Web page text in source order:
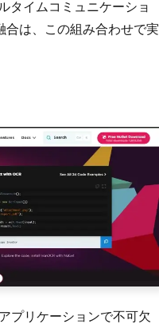
タイムコミュニケーショ
合は、この組み合わせで実
プリケーションで不可欠